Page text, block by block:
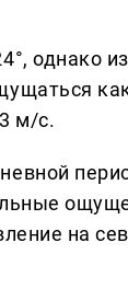
однако
м/с.
на